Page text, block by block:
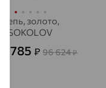
Цепь, золото,
SOKOLOV
34 785₽ 96 624₽